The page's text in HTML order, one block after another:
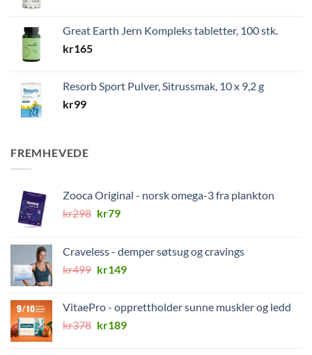
Great Earth Jern Kompleks tabletter, 100 stk.
kr165
Resorb Sport Pulver, Sitrussmak, 10 x 9,2 g
kr99
FREMHEVEDE
Zooca Original - norsk omega-3 fra plankton
kr298 Opprinnelig
kr298.
kr79Nåværende
kr79.
Craveless - demper søtsug og cravings
kr499 Opprinnelig
kr499.
kr149Nåværende
kr149.
VitaePro - opprettholder sunne muskler og ledd
kr378 Opprinnelig
kr189Nåværende